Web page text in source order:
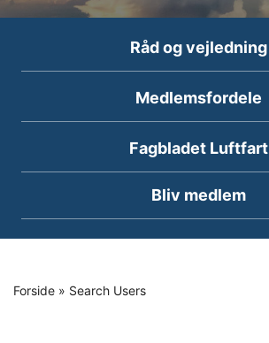
Råd og vejledning
Medlemsfordele
Fagbladet Luftfart
Bliv medlem
Forside» Search Users